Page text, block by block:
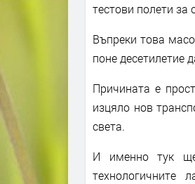
тестови полети
Въпреки това
поне десетилетие
Причината е
изцяло нов
света.
И именно тук
технологичните